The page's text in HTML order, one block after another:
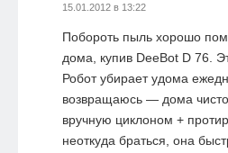
15.01.2012 в 13:22
Побороть пыль хорошо
дома, купив DeeBot D 76.
Робот убирает удома
возвращаюсь — дома
вручную циклоном +
неоткуда браться, она